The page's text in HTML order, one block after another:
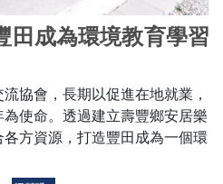
田成為環境教育學習
協會，長期以促進在地就業，
使命。透過建立壽豐鄉安居樂
方資源，打造豐田成為一個環